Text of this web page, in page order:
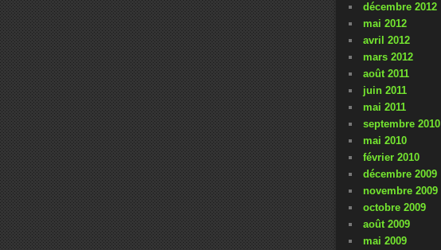
décembre 2012
mai 2012
avril 2012
mars 2012
août 2011
juin 2011
mai 2011
septembre 2010
mai 2010
février 2010
décembre 2009
novembre 2009
octobre 2009
août 2009
mai 2009